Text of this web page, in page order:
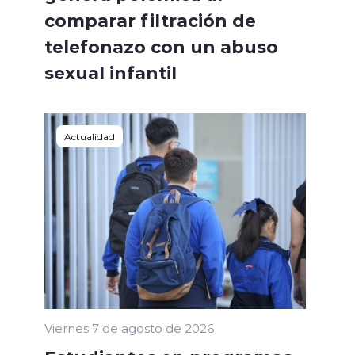
comparar filtración de
telefonazo con un abuso
sexual infantil
Actualidad
Viernes 7 de agosto de 2026